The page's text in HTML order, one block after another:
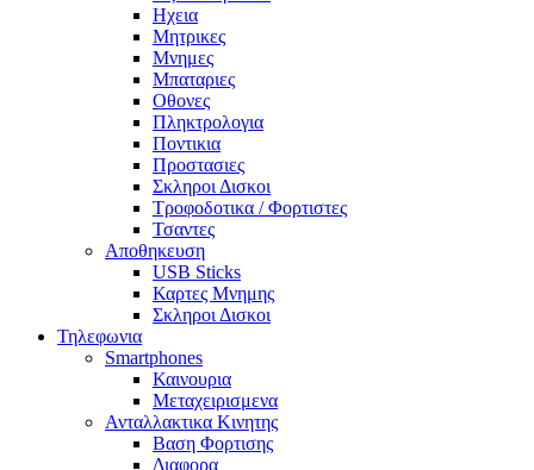
Ηχεια
Μητρικες
Μνημες
Μπαταριες
Οθονες
Πληκτρολογια
Ποντικια
Προστασιες
Σκληροι Δισκοι
Τροφοδοτικα / Φορτιστες
Τσαντες
Αποθηκευση
USB Sticks
Καρτες Μνημης
Σκληροι Δισκοι
Τηλεφωνια
Smartphones
Καινουρια
Μεταχειρισμενα
Ανταλλακτικα Κινητης
Βαση Φορτισης
Διαφορα